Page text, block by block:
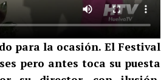
para la ocasión. El Festival
pero antes toca su puesta